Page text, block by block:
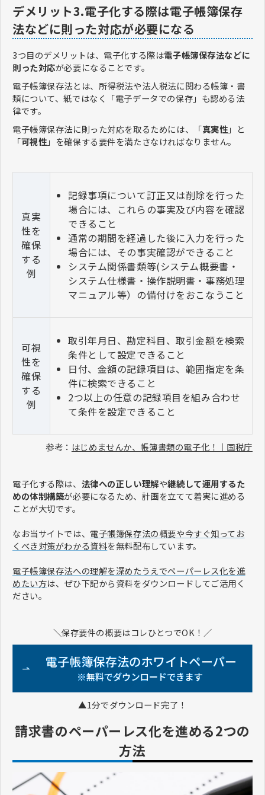
デメリット3.電子化する際は電子帳簿保存
法などに則った対応が必要になる
3つ目のデメリットは、電子化する際は電子帳簿保存法などに
則った対応が必要になることです。
電子帳簿保存法とは、所得税法や法人税法に関わる帳簿・書
類について、紙ではなく「電子データでの保存」も認める法
律です。
電子帳簿保存法に則った対応を取るためには、「真実性」と
「可視性」を確保する要件を満たさなければなりません。
真実
性を
確保
する
例
記録事項について訂正又は削除を行った
場合には、これらの事実及び内容を確認
できること
通常の期間を経過した後に入力を行った
場合には、その事実確認ができること
システム関係書類等(システム概要書・
システム仕様書・操作説明書・事務処理
マニュアル等）の備付けをおこなうこと
可視
性を
確保
する
例
取引年月日、勘定科目、取引金額を検索
条件として設定できること
日付、金額の記録項目は、範囲指定を条
件に検索できること
2つ以上の任意の記録項目を組み合わせ
て条件を設定できること
参考： はじめませんか、帳簿書類の電子化！｜国税庁
電子化する際は、 法律への正しい理解や継続して運用するた
めの体制構築が必要になるため、計画を立てて着実に進める
ことが大切です。
なお当サイトでは、 電子帳簿保存法の概要や今すぐ知ってお
くべき対策がわかる資料を無料配布しています。
電子帳簿保存法への理解を深めたうえでペーパーレス化を進
めたい方は、ぜひ下記から資料をダウンロードしてご活用く
ださい。
＼保存要件の概要はコレひとつでOK！／
▲1分でダウンロード完了！
請求書のペーパーレス化を進める2つの
方法